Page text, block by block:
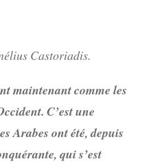
Castoriadis.
maintenant comme les
C’est une
Arabes ont été, depuis
qui s’est